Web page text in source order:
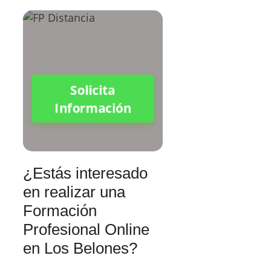
Solicita
Información
¿Estás interesado
en realizar una
Formación
Profesional Online
en Los Belones?